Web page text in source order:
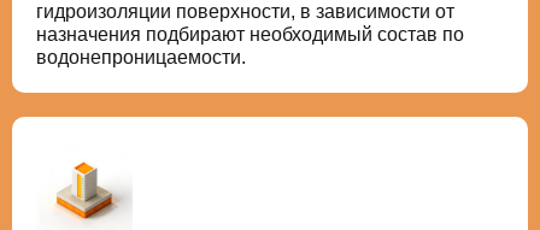
гидроизоляции поверхности, в зависимости от
назначения подбирают необходимый состав по
водонепроницаемости.